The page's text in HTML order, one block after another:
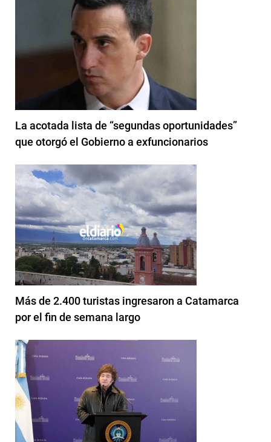
La acotada lista de “segundas oportunidades”
que otorgó el Gobierno a exfuncionarios
Más de 2.400 turistas ingresaron a Catamarca
por el fin de semana largo